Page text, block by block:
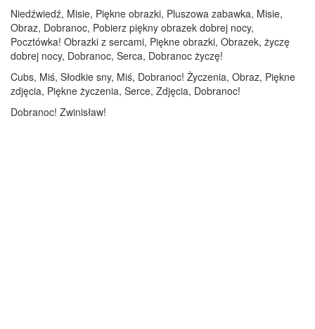
Niedźwiedź, Misie, Piękne obrazki, Pluszowa zabawka, Misie,
Obraz, Dobranoc, Pobierz piękny obrazek dobrej nocy,
Pocztówka! Obrazki z sercami, Piękne obrazki, Obrazek, życzę
dobrej nocy, Dobranoc, Serca, Dobranoc życzę!
Cubs, Miś, Słodkie sny, Miś, Dobranoc! Życzenia, Obraz, Piękne
zdjęcia, Piękne życzenia, Serce, Zdjęcia, Dobranoc!
Dobranoc! Zwinisław!